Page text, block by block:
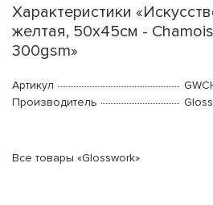
Характеристики
желтая, 50x45см -
300gsm»
Артикул
Производитель
Все товары «Glosswork»